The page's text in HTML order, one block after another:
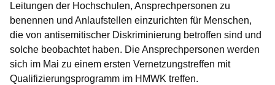
Leitungen der Hochschulen, Ansprechpersonen zu
benennen und Anlaufstellen einzurichten für Menschen,
die von antisemitischer Diskriminierung betroffen sind und
solche beobachtet haben. Die Ansprechpersonen werden
sich im Mai zu einem ersten Vernetzungstreffen mit
Qualifizierungsprogramm im HMWK treffen.